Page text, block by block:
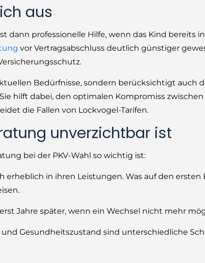
aus
dann professionelle Hilfe, wenn das Kind bereits
vor Vertragsabschluss deutlich günstiger
Bedürfnisse, sondern berücksichtigt auch
hilft dabei, den optimalen Kompromiss zwischen
die Fallen von Lockvogel-Tarifen.
unverzichtbar ist
bei der PKV-Wahl so wichtig ist:
erheblich in ihren Leistungen. Was auf den ersten
Jahre später, wenn ein Wechsel nicht mehr
Gesundheitszustand sind unterschiedliche